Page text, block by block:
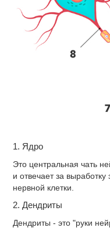
1. Ядро
Это центральная чать
и отвечает за
нервной клетки.
2. Дендриты
Дендриты - это "руки